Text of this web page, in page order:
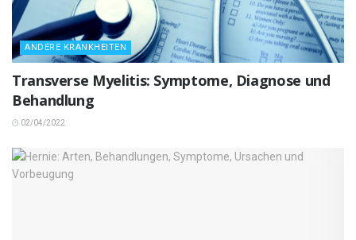
ANDERE KRANKHEITEN
Transverse Myelitis: Symptome, Diagnose und
Behandlung
02/04/2022